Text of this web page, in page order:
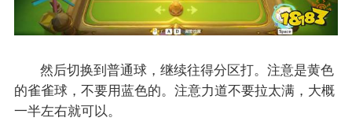
然后切换到普通球，继续往得分区打。注意是黄色
的雀雀球，不要用蓝色的。注意力道不要拉太满，大概
一半左右就可以。